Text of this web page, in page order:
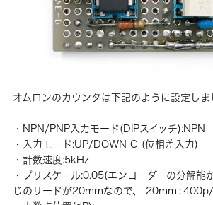
オムロンのカウンタは下記のように設定しま
・NPN/PNP入力モード(DIPスイッチ):NPN
・入力モード:UP/DOWN C (位相差入力)
・計数速度:5kHz
・プリスケール:0.05(エンコーダーの分解
じのリードが20mmなので、